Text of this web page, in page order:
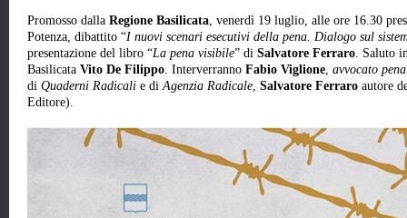
Promosso dalla Regione Basilicata, venerdì 19 luglio, alle ore 16.30
Potenza, dibattito “I nuovi scenari esecutivi della pena. Dialogo sul
presentazione del libro “La pena visibile” di Salvatore Ferraro. Saluto
Basilicata Vito De Filippo. Interverranno Fabio Viglione, avvocato
di Quaderni Radicali e di Agenzia Radicale, Salvatore Ferraro autore
Editore).